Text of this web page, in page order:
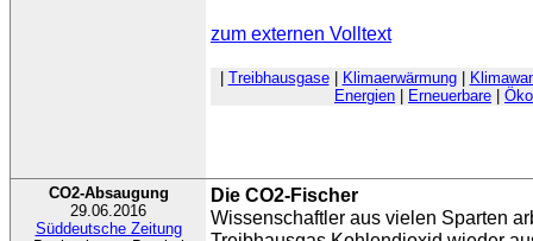
zum externen Volltext
Treibhausgase| Klimaerwärmung|
Energien
Erneuerbare
CO2-Absaugung
29.06.2016
Süddeutsche Zeitung
Die CO2-Fischer
Wissenschaftler aus vielen Sparten